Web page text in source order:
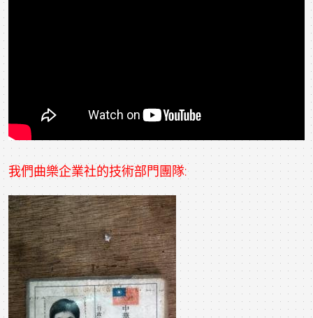
我們曲樂企業社的技術部門團隊: